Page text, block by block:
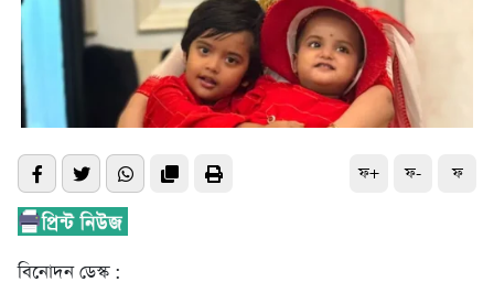
ফ+ ফ- ফ
বিনোদন ডেস্ক :